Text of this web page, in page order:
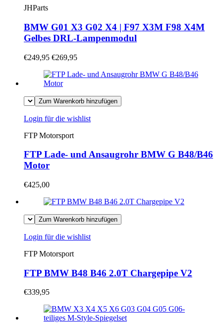
JHParts
BMW G01 X3 G02 X4 | F97 X3M F98 X4M
Gelbes DRL-Lampenmodul
€249,95 €269,95
Zum Warenkorb hinzufügen
Login für die wishlist
FTP Motorsport
FTP Lade- und Ansaugrohr BMW G B48/B46
Motor
€425,00
Zum Warenkorb hinzufügen
Login für die wishlist
FTP Motorsport
FTP BMW B48 B46 2.0T Chargepipe V2
€339,95